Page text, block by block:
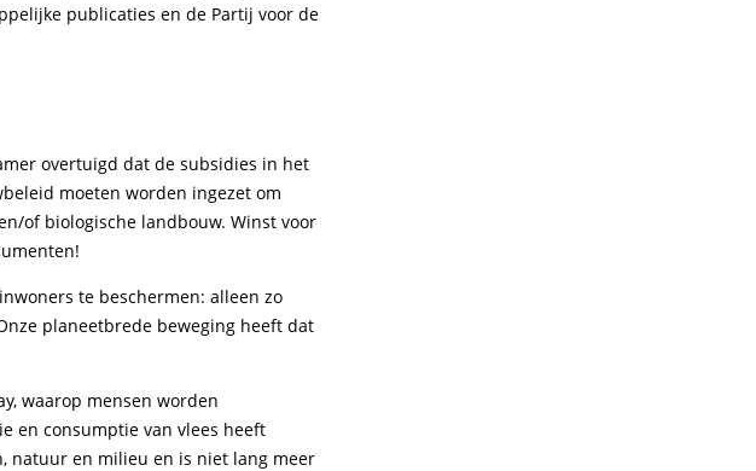
publicaties en de Partij voor de
overtuigd dat de subsidies in het
moeten worden ingezet om
of biologische landbouw. Winst voor
te beschermen: alleen zo
planeetbrede beweging heeft dat
waarop mensen worden
en consumptie van vlees heeft
natuur en milieu en is niet lang meer